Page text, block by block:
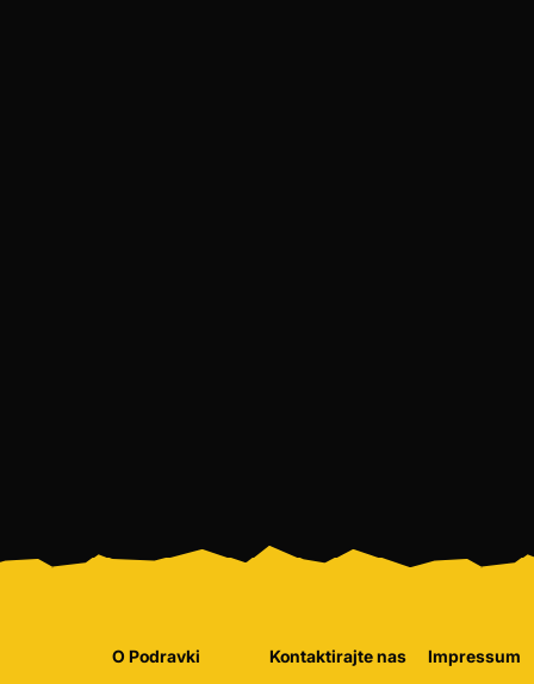
O Podravki
Kontaktirajte nas
Impressum